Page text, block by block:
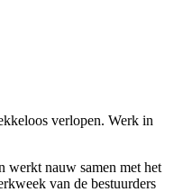
verlopen. Werk in
werkt nauw samen met het
van de bestuurders